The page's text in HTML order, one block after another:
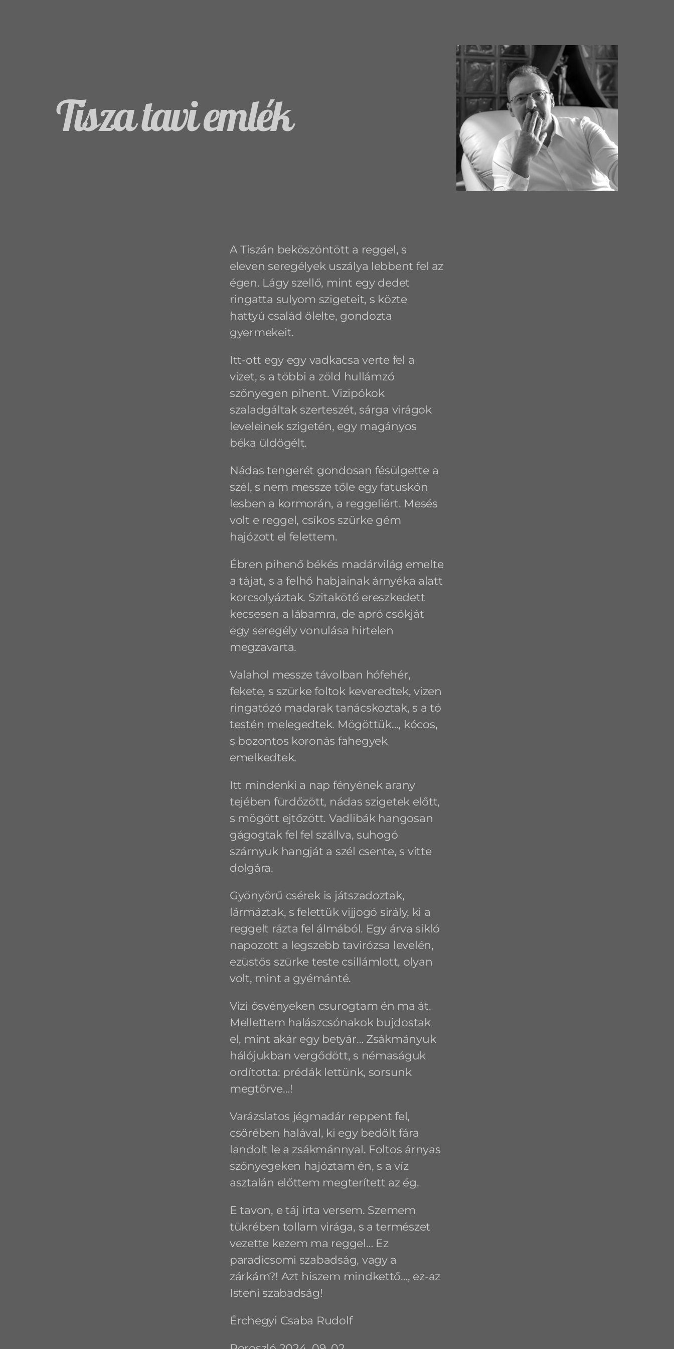
Tisza tavi emlék
A Tiszán beköszöntött a reggel, s
eleven seregélyek uszálya lebbent fel az
égen. Lágy szellő, mint egy dedet
ringatta sulyom szigeteit, s közte
hattyú család ölelte, gondozta
gyermekeit.
Itt-ott egy egy vadkacsa verte fel a
vizet, s a többi a zöld hullámzó
szőnyegen pihent. Vizipókok
szaladgáltak szerteszét, sárga virágok
leveleinek szigetén, egy magányos
béka üldögélt.
Nádas tengerét gondosan fésülgette a
szél, s nem messze tőle egy fatuskón
lesben a kormorán, a reggeliért. Mesés
volt e reggel, csíkos szürke gém
hajózott el felettem.
Ébren pihenő békés madárvilág emelte
a tájat, s a felhő habjainak árnyéka alatt
korcsolyáztak. Szitakötő ereszkedett
kecsesen a lábamra, de apró csókját
egy seregély vonulása hirtelen
megzavarta.
Valahol messze távolban hófehér,
fekete, s szürke foltok keveredtek, vizen
ringatózó madarak tanácskoztak, s a tó
testén melegedtek. Mögöttük…, kócos,
s bozontos koronás fahegyek
emelkedtek.
Itt mindenki a nap fényének arany
tejében fürdőzött, nádas szigetek előtt,
s mögött ejtőzött. Vadlibák hangosan
gágogtak fel fel szállva, suhogó
szárnyuk hangját a szél csente, s vitte
dolgára.
Gyönyörű csérek is játszadoztak,
lármáztak, s felettük vijjogó sirály, ki a
reggelt rázta fel álmából. Egy árva sikló
napozott a legszebb tavirózsa levelén,
ezüstös szürke teste csillámlott, olyan
volt, mint a gyémánté.
Vizi ősvényeken csurogtam én ma át.
Mellettem halászcsónakok bujdostak
el, mint akár egy betyár… Zsákmányuk
hálójukban vergődött, s némaságuk
ordította: prédák lettünk, sorsunk
megtörve…!
Varázslatos jégmadár reppent fel,
csőrében halával, ki egy bedőlt fára
landolt le a zsákmánnyal. Foltos árnyas
szőnyegeken hajóztam én, s a víz
asztalán előttem megterített az ég.
E tavon, e táj írta versem. Szemem
tükrében tollam virága, s a természet
vezette kezem ma reggel… Ez
paradicsomi szabadság, vagy a
zárkám?! Azt hiszem mindkettő…, ez-az
Isteni szabadság!
Érchegyi Csaba Rudolf